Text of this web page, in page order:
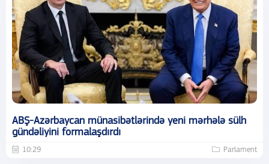
ABŞ-Azərbaycan münasibətlərində yeni mərhələ sülh
gündəliyini formalaşdırdı
10:29 Parlament